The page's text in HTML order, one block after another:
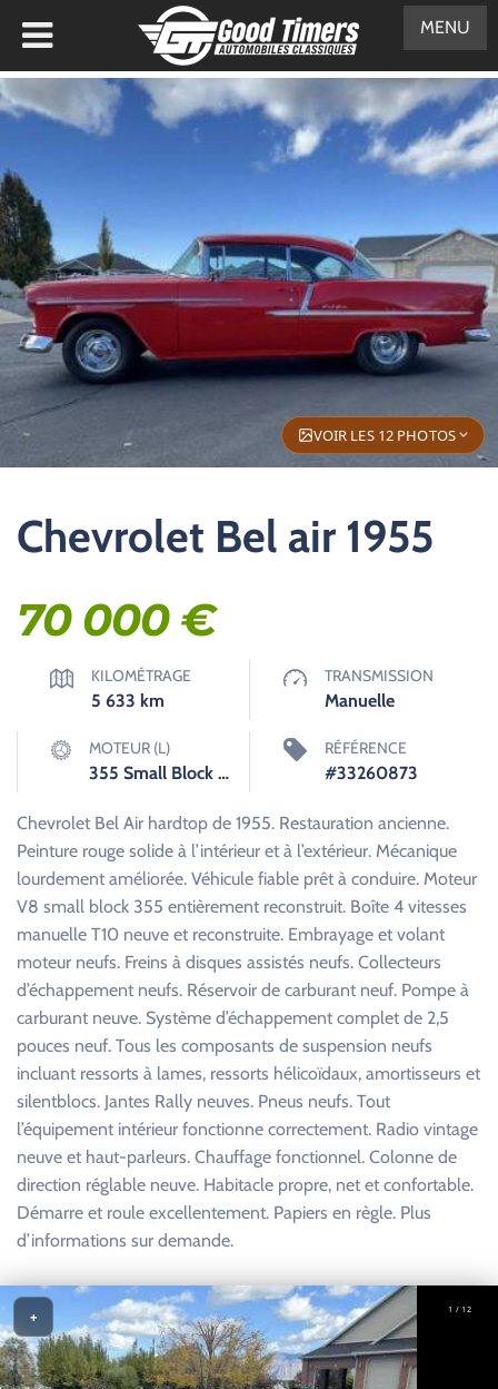
VOIR LES 12 PHOTOS
Chevrolet Bel air 1955
70 000€
KILOMÉTRAGE
5 633 km
TRANSMISSION
Manuelle
MOTEUR (L)
355 Small Block V8
RÉFÉRENCE
#33260873
Chevrolet Bel Air hardtop de 1955. Restauration ancienne.
Peinture rouge solide à l’intérieur et à l’extérieur. Mécanique
lourdement améliorée. Véhicule fiable prêt à conduire. Moteur
V8 small block 355 entièrement reconstruit. Boîte 4 vitesses
manuelle T10 neuve et reconstruite. Embrayage et volant
moteur neufs. Freins à disques assistés neufs. Collecteurs
d’échappement neufs. Réservoir de carburant neuf. Pompe à
carburant neuve. Système d’échappement complet de 2,5
pouces neuf. Tous les composants de suspension neufs
incluant ressorts à lames, ressorts hélicoïdaux, amortisseurs et
silentblocs. Jantes Rally neuves. Pneus neufs. Tout
l’équipement intérieur fonctionne correctement. Radio vintage
neuve et haut-parleurs. Chauffage fonctionnel. Colonne de
direction réglable neuve. Habitacle propre, net et confortable.
Démarre et roule excellentement. Papiers en règle. Plus
d’informations sur demande.
1 / 12
+
MENU